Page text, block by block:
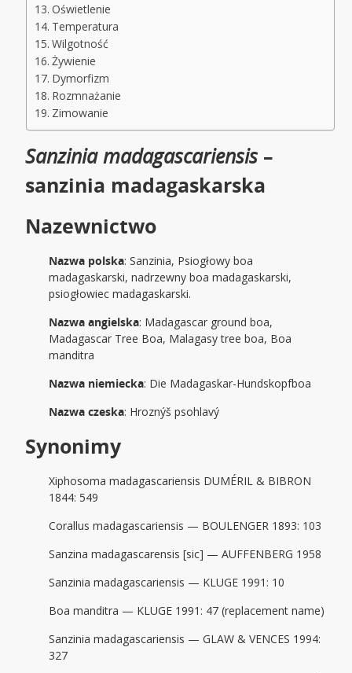
Oświetlenie
Temperatura
Wilgotność
Żywienie
Dymorfizm
Rozmnażanie
Zimowanie
Sanzinia madagascariensis–
sanzinia madagaskarska
Nazewnictwo
Nazwa polska: Sanzinia, Psiogłowy boa
madagaskarski, nadrzewny boa madagaskarski,
psiogłowiec madagaskarski.
Nazwa angielska: Madagascar ground boa,
Madagascar Tree Boa, Malagasy tree boa, Boa
manditra
Nazwa niemiecka: Die Madagaskar-Hundskopfboa
Nazwa czeska: Hroznýš psohlavý
Synonimy
Xiphosoma madagascariensis DUMÉRIL & BIBRON
1844: 549
Corallus madagascariensis — BOULENGER 1893: 103
Sanzina madagascarensis [sic] — AUFFENBERG 1958
Sanzinia madagascariensis — KLUGE 1991: 10
Boa manditra — KLUGE 1991: 47 (replacement name)
Sanzinia madagascariensis — GLAW & VENCES 1994:
327